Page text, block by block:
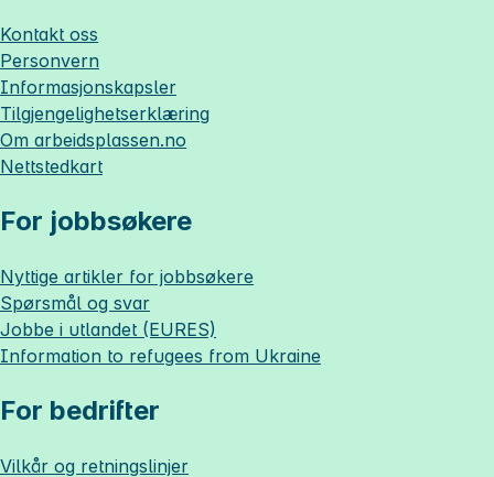
Kontakt oss
Personvern
Informasjonskapsler
Tilgjengelighetserklæring
Om arbeidsplassen.no
Nettstedkart
For jobbsøkere
Nyttige artikler for jobbsøkere
Spørsmål og svar
Jobbe i utlandet (EURES)
Information to refugees from Ukraine
For bedrifter
Vilkår og retningslinjer